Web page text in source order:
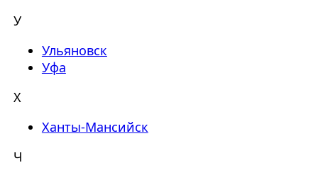
У
Ульяновск
Уфа
Х
Ханты-Мансийск
Ч